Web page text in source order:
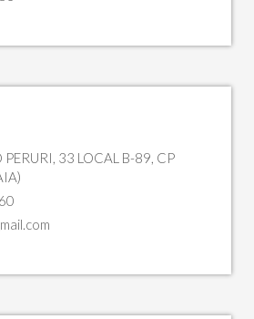
PERURI, 33 LOCAL B-89, CP